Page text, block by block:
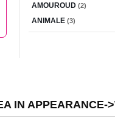
AMOUROUD (2)
ANIMALE (3)
IN APPEARANCE-